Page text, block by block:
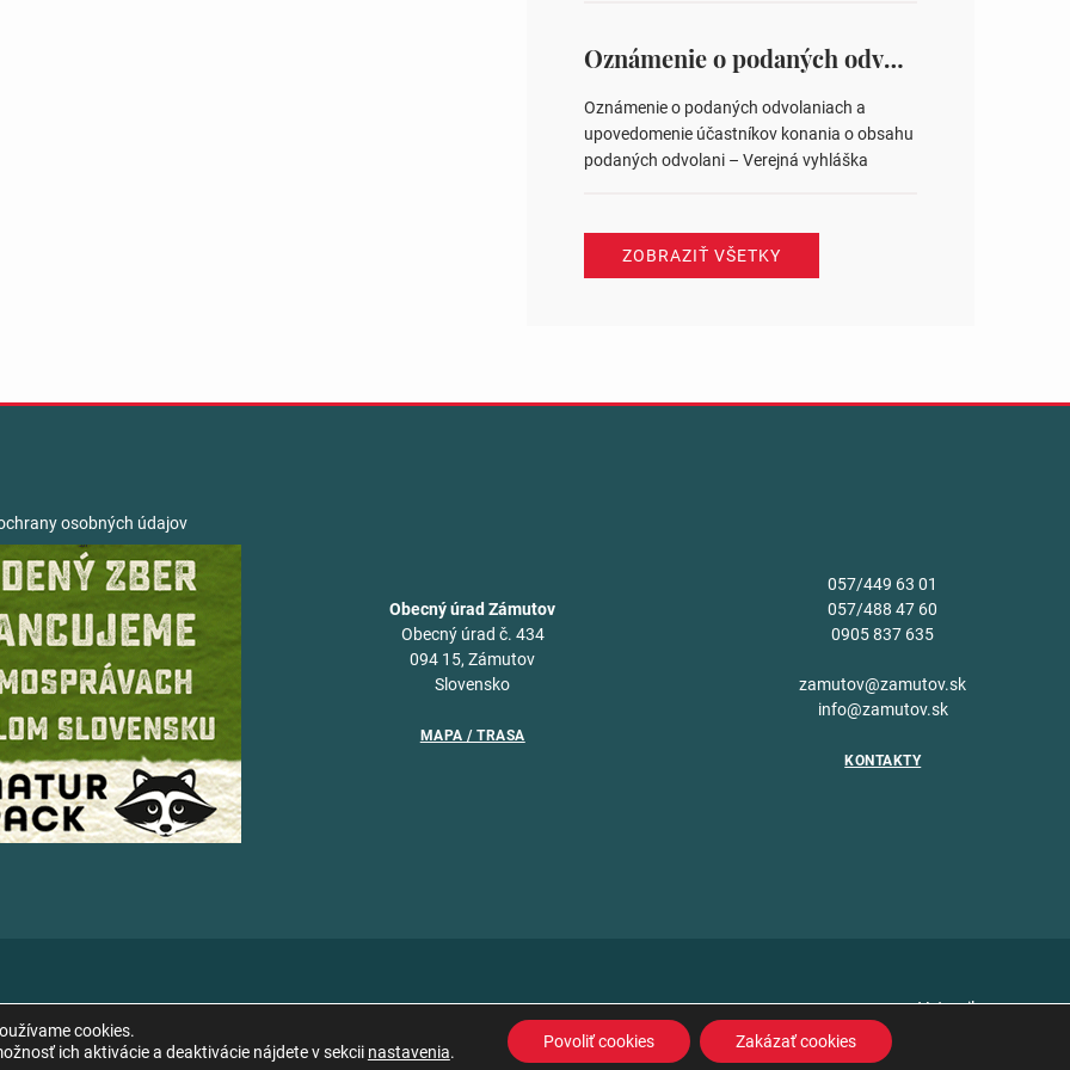
ysledky.html
Oznámenie o podaných odvolaniach a upovedomenie účastníkov konania o obsahu podaných odvolani – Verejná vyhláška
Oznámenie o podaných odvolaniach a
upovedomenie účastníkov konania o obsahu
podaných odvolani – Verejná vyhláška
ZOBRAZIŤ VŠETKY
osobných údajov
Obecný úrad Zámutov
Obecný úrad č. 434
094 15, Zámutov
Slovensko
MAPA / TRASA
057/449 63 01
057/488 47 60
0905 837 635
zamutov@zamutov.sk
info@zamutov.sk
KONTAKTY
Vytvoril
cookies.
ich aktivácie a deaktivácie nájdete v sekcii nastavenia.
Povoliť cookies Zakázať cookies